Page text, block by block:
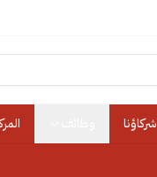
شركاؤنا